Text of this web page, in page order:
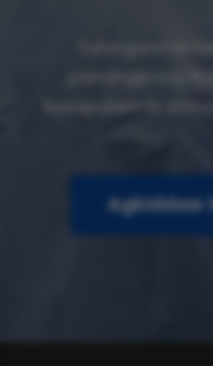
panangipaay
kasapulam iti
Agkiddaw